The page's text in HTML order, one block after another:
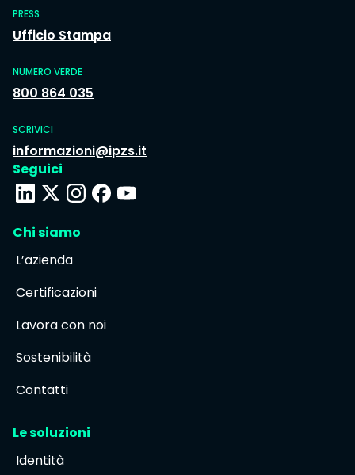
PRESS
Ufficio Stampa
NUMERO VERDE
800 864 035
SCRIVICI
informazioni@ipzs.it
Seguici
Chi siamo
L’azienda
Certificazioni
Lavora con noi
Sostenibilità
Contatti
Le soluzioni
Identità